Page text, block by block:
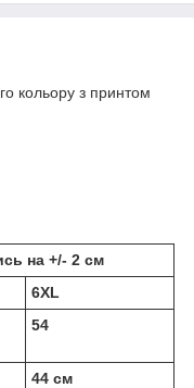
кольору з принтом
на +/- 2 см
6XL
54
44 см